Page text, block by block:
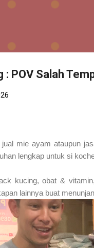
POV Salah
mie ayam ataupun
lengkap untuk si
kucing, obat &
lainnya buat